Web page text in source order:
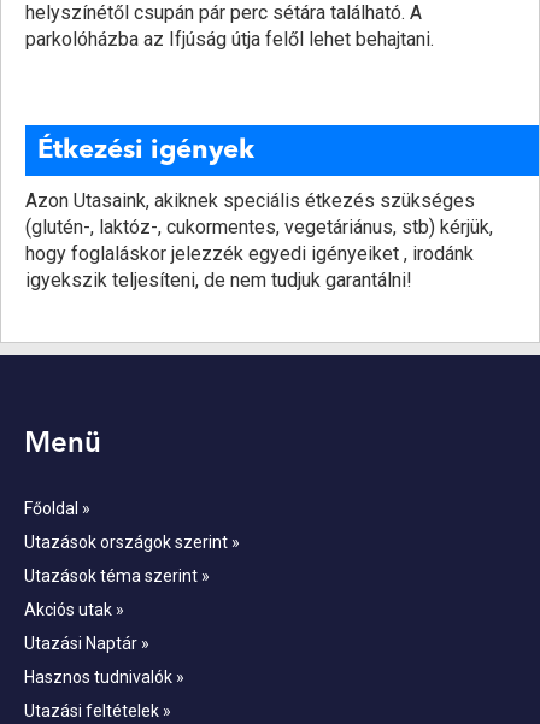
helyszínétől csupán pár perc sétára található. A
parkolóházba az Ifjúság útja felől lehet behajtani.
Étkezési igények
Azon Utasaink, akiknek speciális étkezés szükséges
(glutén-, laktóz-, cukormentes, vegetáriánus, stb) kérjük,
hogy foglaláskor jelezzék egyedi igényeiket , irodánk
igyekszik teljesíteni, de nem tudjuk garantálni!
Menü
Főoldal »
Utazások országok szerint »
Utazások téma szerint »
Akciós utak »
Utazási Naptár »
Hasznos tudnivalók »
Utazási feltételek »